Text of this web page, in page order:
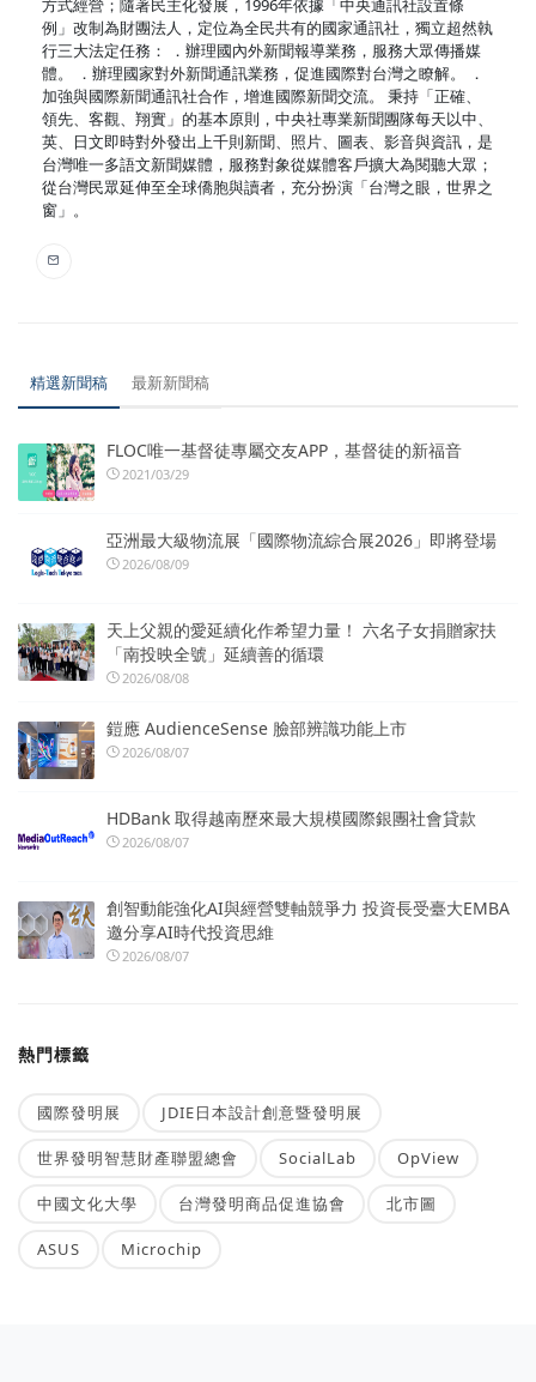
方式經營；隨著民主化發展，1996年依據「中央通訊社設置條
例」改制為財團法人，定位為全民共有的國家通訊社，獨立超然執
行三大法定任務： ．辦理國內外新聞報導業務，服務大眾傳播媒
體。 ．辦理國家對外新聞通訊業務，促進國際對台灣之瞭解。 ．
加強與國際新聞通訊社合作，增進國際新聞交流。 秉持「正確、
領先、客觀、翔實」的基本原則，中央社專業新聞團隊每天以中、
英、日文即時對外發出上千則新聞、照片、圖表、影音與資訊，是
台灣唯一多語文新聞媒體，服務對象從媒體客戶擴大為閱聽大眾；
從台灣民眾延伸至全球僑胞與讀者，充分扮演「台灣之眼，世界之
窗」。
精選新聞稿 最新新聞稿
FLOC唯一基督徒專屬交友APP，基督徒的新福音
2021/03/29
亞洲最大級物流展「國際物流綜合展2026」即將登場
2026/08/09
天上父親的愛延續化作希望力量！ 六名子女捐贈家扶
「南投映全號」延續善的循環
2026/08/08
鎧應 AudienceSense 臉部辨識功能上市
2026/08/07
HDBank 取得越南歷來最大規模國際銀團社會貸款
2026/08/07
創智動能強化AI與經營雙軸競爭力 投資長受臺大EMBA
邀分享AI時代投資思維
2026/08/07
熱門標籤
國際發明展 JDIE日本設計創意暨發明展
世界發明智慧財產聯盟總會 SocialLab OpView
中國文化大學 台灣發明商品促進協會 北市圖
ASUS Microchip